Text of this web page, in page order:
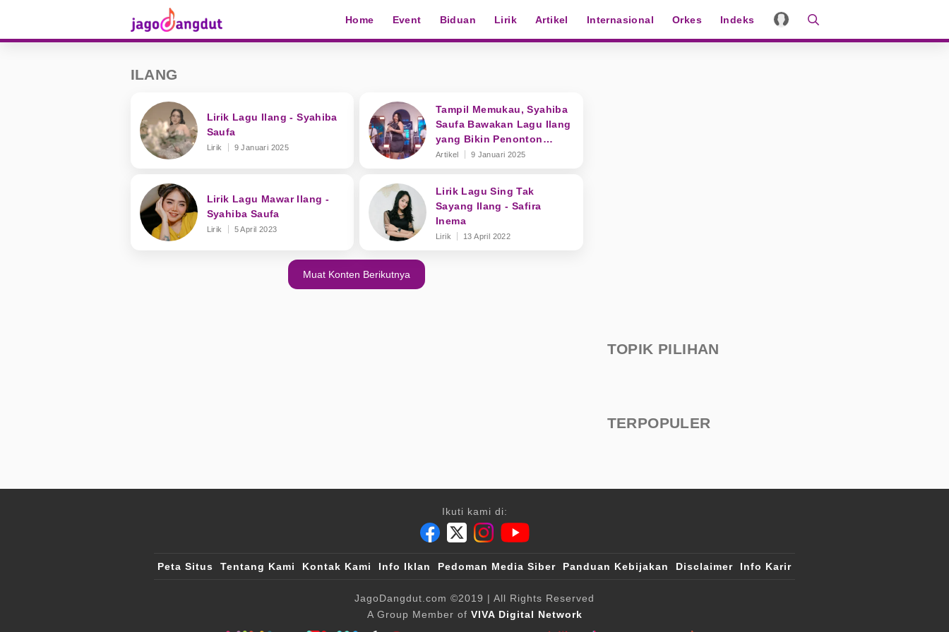
Home Event Biduan Lirik Artikel Internasional Orkes Indeks
ILANG
Lirik Lagu Ilang - Syahiba
Saufa
Lirik 9 Januari 2025
Tampil Memukau, Syahiba
Saufa Bawakan Lagu Ilang
yang Bikin Penonton
Terbius
Artikel 9 Januari 2025
Lirik Lagu Mawar Ilang -
Syahiba Saufa
Lirik 5 April 2023
Lirik Lagu Sing Tak
Sayang Ilang - Safira
Inema
Lirik 13 April 2022
Muat Konten Berikutnya
TOPIK PILIHAN
TERPOPULER
Ikuti kami di:
Peta Situs Tentang Kami Kontak Kami Info Iklan Pedoman Media Siber Panduan Kebijakan Disclaimer Info Karir
JagoDangdut.com ©2019 | All Rights Reserved
A Group Member of VIVA Digital Network